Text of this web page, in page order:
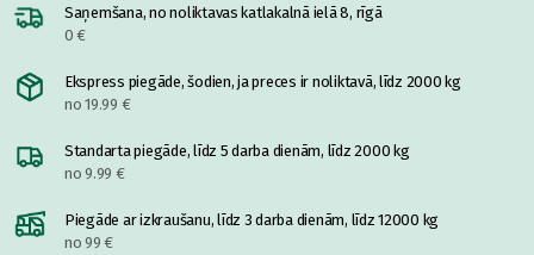
Saņemšana, no noliktavas katlakalnā ielā 8, rīgā
0 €
Ekspress piegāde, šodien, ja preces ir noliktavā, līdz 2000 kg
no 19.99 €
Standarta piegāde, līdz 5 darba dienām, līdz 2000 kg
no 9.99 €
Piegāde ar izkraušanu, līdz 3 darba dienām, līdz 12000 kg
no 99 €